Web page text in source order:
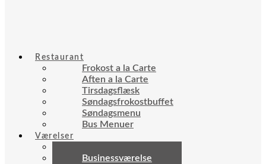
Restaurant
Frokost a la Carte
Aften a la Carte
Tirsdagsflæsk
Søndagsfrokostbuffet
Søndagsmenu
Bus Menuer
Værelser
Businessværelse